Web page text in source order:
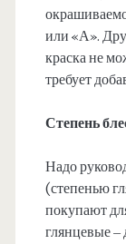
или «А».
краска не
требует
Степень
Надо
(степенью
покупают
глянцевые –